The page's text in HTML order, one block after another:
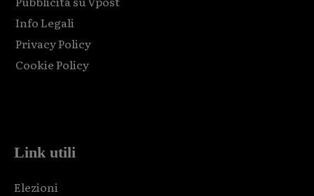
Info Legali
Privacy Policy
Cookie Policy
Link utili
Elezioni